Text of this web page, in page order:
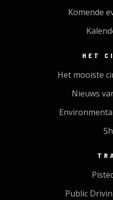
Komende
HET
Het mooiste
Nieuws
Public